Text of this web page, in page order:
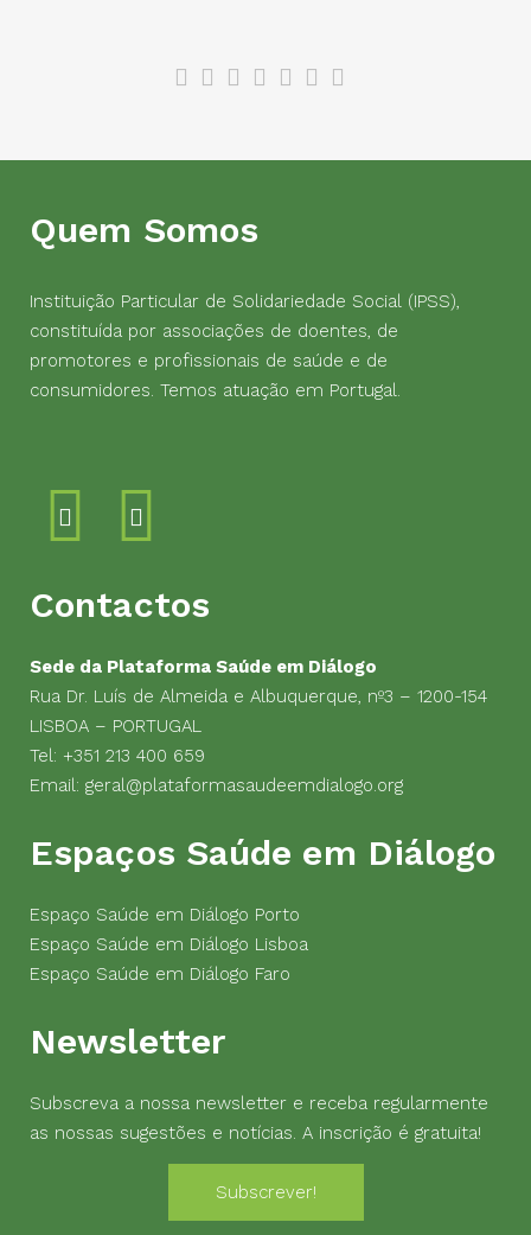
Quem Somos
Instituição Particular de Solidariedade Social (IPSS),
constituída por associações de doentes, de
promotores e profissionais de saúde e de
consumidores. Temos atuação em Portugal.
Contactos
Sede da Plataforma Saúde em Diálogo
Rua Dr. Luís de Almeida e Albuquerque, nº3 – 1200-154
LISBOA – PORTUGAL
Tel: +351 213 400 659
Email: geral@plataformasaudeemdialogo.org
Espaços Saúde em Diálogo
Espaço Saúde em Diálogo Porto
Espaço Saúde em Diálogo Lisboa
Espaço Saúde em Diálogo Faro
Newsletter
Subscreva a nossa newsletter e receba regularmente
as nossas sugestões e notícias. A inscrição é gratuita!
Subscrever!